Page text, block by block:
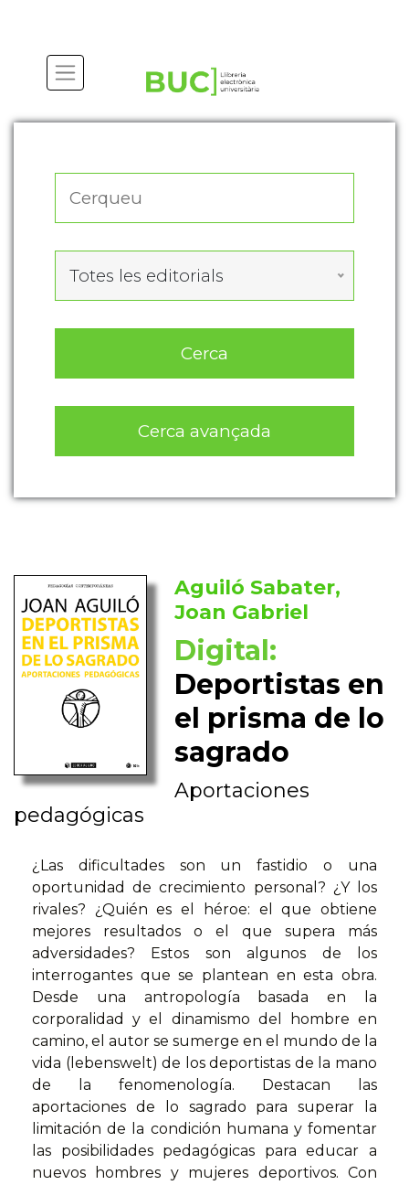
Totes les editorials
Cerca
Cerca avançada
Aguiló Sabater,
Joan Gabriel
Digital:
Deportistas en
el prisma de lo
sagrado
Aportaciones
pedagógicas
¿Las dificultades son un fastidio o una
oportunidad de crecimiento personal? ¿Y los
rivales? ¿Quién es el héroe: el que obtiene
mejores resultados o el que supera más
adversidades? Estos son algunos de los
interrogantes que se plantean en esta obra.
Desde una antropología basada en la
corporalidad y el dinamismo del hombre en
camino, el autor se sumerge en el mundo de la
vida (lebenswelt) de los deportistas de la mano
de la fenomenología. Destacan las
aportaciones de lo sagrado para superar la
limitación de la condición humana y fomentar
las posibilidades pedagógicas para educar a
nuevos hombres y mujeres deportivos. Con